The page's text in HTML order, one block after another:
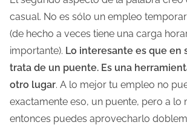
casual. No es sólo un empleo
(de hecho a veces tiene una carga
importante). Lo interesante es que en
trata de un puente. Es una
otro lugar. A lo mejor tu empleo no
exactamente eso, un puente, pero a lo
entonces puedes aprovecharlo